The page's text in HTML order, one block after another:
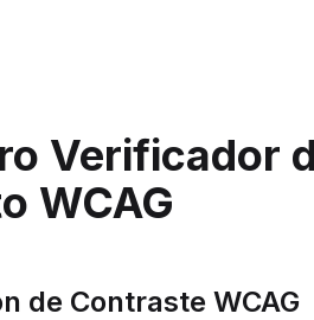
Verificador
WCAG
de Contraste WCAG